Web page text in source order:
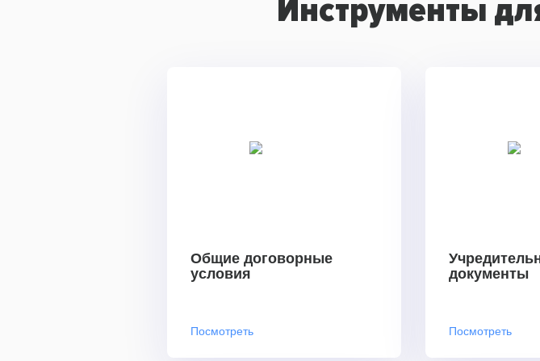
Инструменты
Общие договорные
условия
Посмотреть
документы
Посмотреть